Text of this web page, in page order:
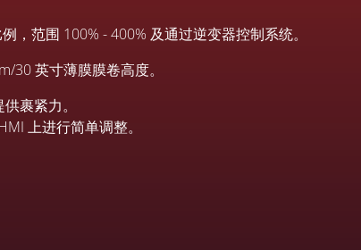
范围 100% - 400% 及通过逆变器控制系统。
30 英寸薄膜膜卷高度。
裹紧力。
上进行简单调整。